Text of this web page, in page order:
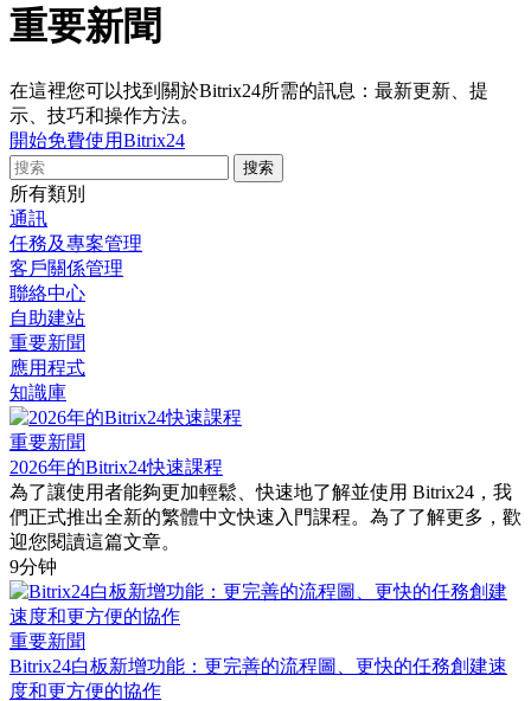
重要新聞
在這裡您可以找到關於Bitrix24所需的訊息：最新更新、提
示、技巧和操作方法。
開始免費使用Bitrix24
所有類別
通訊
任務及專案管理
客戶關係管理
聯絡中心
自助建站
重要新聞
應用程式
知識庫
重要新聞
2026年的Bitrix24快速課程
為了讓使用者能夠更加輕鬆、快速地了解並使用 Bitrix24，我
們正式推出全新的繁體中文快速入門課程。為了了解更多，歡
迎您閱讀這篇文章。
9分钟
重要新聞
Bitrix24白板新增功能：更完善的流程圖、更快的任務創建速
度和更方便的協作